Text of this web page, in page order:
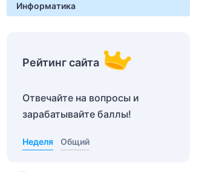
Информатика
Рейтинг сайта
Отвечайте на вопросы и
зарабатывайте баллы!
Неделя Общий